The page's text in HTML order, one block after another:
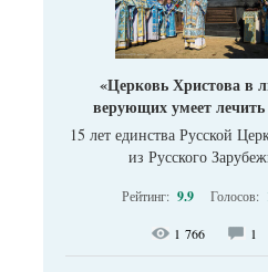
«Церковь Христова в
верующих умеет
15 лет единства Русской
из Русского
Рейтинг: 9.9 Голосов:
1 766 1